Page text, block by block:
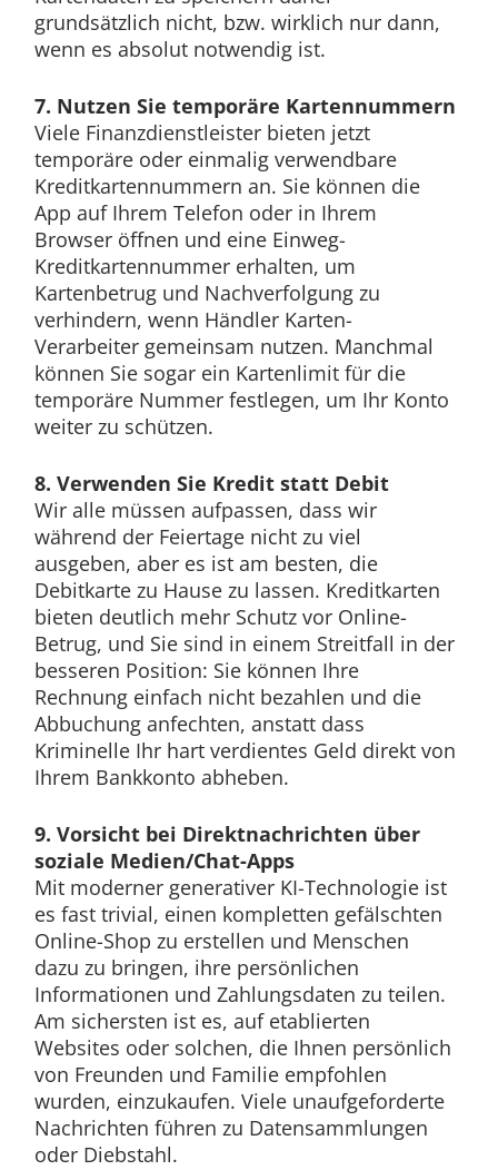
grundsätzlich nicht, bzw. wirklich nur dann,
wenn es absolut notwendig ist.
7. Nutzen Sie temporäre Kartennummern
Viele Finanzdienstleister bieten jetzt
temporäre oder einmalig verwendbare
Kreditkartennummern an. Sie können die
App auf Ihrem Telefon oder in Ihrem
Browser öffnen und eine Einweg-
Kreditkartennummer erhalten, um
Kartenbetrug und Nachverfolgung zu
verhindern, wenn Händler Karten-
Verarbeiter gemeinsam nutzen. Manchmal
können Sie sogar ein Kartenlimit für die
temporäre Nummer festlegen, um Ihr Konto
weiter zu schützen.
8. Verwenden Sie Kredit statt Debit
Wir alle müssen aufpassen, dass wir
während der Feiertage nicht zu viel
ausgeben, aber es ist am besten, die
Debitkarte zu Hause zu lassen. Kreditkarten
bieten deutlich mehr Schutz vor Online-
Betrug, und Sie sind in einem Streitfall in der
besseren Position: Sie können Ihre
Rechnung einfach nicht bezahlen und die
Abbuchung anfechten, anstatt dass
Kriminelle Ihr hart verdientes Geld direkt von
Ihrem Bankkonto abheben.
9. Vorsicht bei Direktnachrichten über
soziale Medien/Chat-Apps
Mit moderner generativer KI-Technologie ist
es fast trivial, einen kompletten gefälschten
Online-Shop zu erstellen und Menschen
dazu zu bringen, ihre persönlichen
Informationen und Zahlungsdaten zu teilen.
Am sichersten ist es, auf etablierten
Websites oder solchen, die Ihnen persönlich
von Freunden und Familie empfohlen
wurden, einzukaufen. Viele unaufgeforderte
Nachrichten führen zu Datensammlungen
oder Diebstahl.